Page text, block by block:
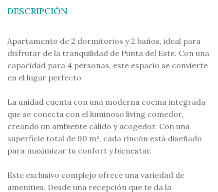
DESCRIPCIÓN
Apartamento de 2 dormitorios y 2 baños, ideal para
disfrutar de la tranquilidad de Punta del Este. Con una
capacidad para 4 personas, este espacio se convierte
en el lugar perfecto
La unidad cuenta con una moderna cocina integrada
que se conecta con el luminoso living comedor,
creando un ambiente cálido y acogedor. Con una
superficie total de 90 m², cada rincón está diseñado
para maximizar tu confort y bienestar.
Este exclusivo complejo ofrece una variedad de
amenities. Desde una recepción que te da la